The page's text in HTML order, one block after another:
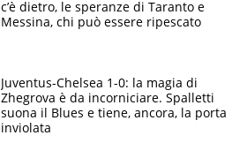
c’è dietro, le speranze di Taranto e
Messina, chi può essere ripescato
Juventus-Chelsea 1-0: la magia di
Zhegrova è da incorniciare. Spalletti
suona il Blues e tiene, ancora, la porta
inviolata